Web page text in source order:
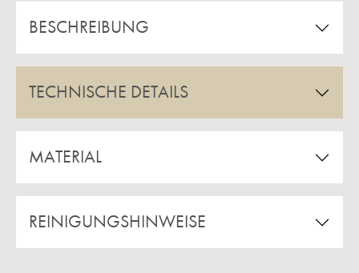
BESCHREIBUNG
TECHNISCHE DETAILS
MATERIAL
REINIGUNGSHINWEISE